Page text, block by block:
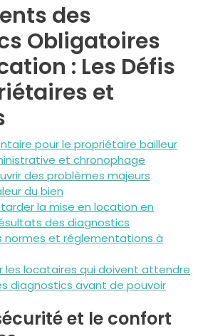
des
Obligatoires
: Les Défis
et
pour le propriétaire bailleur
et chronophage
des problèmes majeurs
du bien
la mise en location en
des diagnostics
normes et réglementations à
les locataires qui doivent attendre
diagnostics avant de pouvoir
et le confort